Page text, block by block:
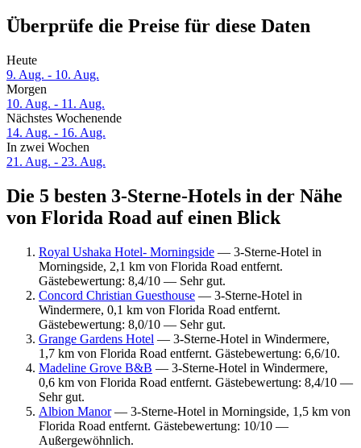
Überprüfe die Preise für diese Daten
Heute
9. Aug. - 10. Aug.
Morgen
10. Aug. - 11. Aug.
Nächstes Wochenende
14. Aug. - 16. Aug.
In zwei Wochen
21. Aug. - 23. Aug.
Die 5 besten 3-Sterne-Hotels in der Nähe
von Florida Road auf einen Blick
Royal Ushaka Hotel- Morningside — 3-Sterne-Hotel in
Morningside, 2,1 km von Florida Road entfernt.
Gästebewertung: 8,4/10 — Sehr gut.
Concord Christian Guesthouse — 3-Sterne-Hotel in
Windermere, 0,1 km von Florida Road entfernt.
Gästebewertung: 8,0/10 — Sehr gut.
Grange Gardens Hotel — 3-Sterne-Hotel in Windermere,
1,7 km von Florida Road entfernt. Gästebewertung: 6,6/10.
Madeline Grove B&B — 3-Sterne-Hotel in Windermere,
0,6 km von Florida Road entfernt. Gästebewertung: 8,4/10 —
Sehr gut.
Albion Manor— 3-Sterne-Hotel in Morningside, 1,5 km von
Florida Road entfernt. Gästebewertung: 10/10 —
Außergewöhnlich.